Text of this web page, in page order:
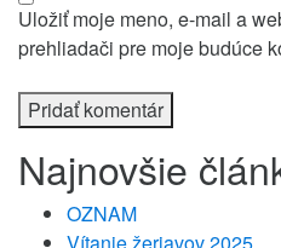
Uložiť moje meno, e-mail a
prehliadači pre moje budúce
Najnovšie
OZNAM